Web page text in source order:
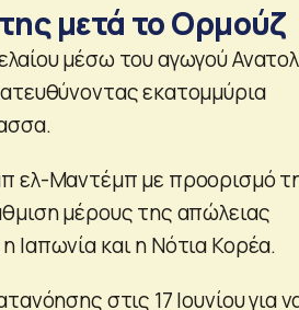
μετά το Ορμούζ
μέσω του αγωγού
εκατομμύρια
ελ-Μαντέμπ με προορισμό
μέρους της απώλειας
Ιαπωνία και η Νότια Κορέα.
στις 17 Ιουνίου για